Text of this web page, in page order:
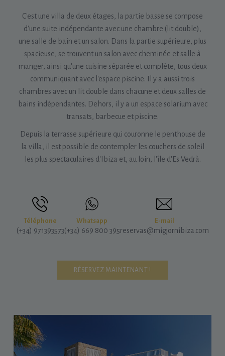
C'est une villa de deux étages, la partie basse se compose
d'une suite indépendante avec une chambre (lit double),
une salle de bain et un salon. Dans la partie supérieure, plus
spacieuse, se trouvent un salon avec cheminée et salle à
manger, ainsi qu'une cuisine séparée et complète, tous deux
communiquant avec l'espace piscine. Il y a aussi trois
chambres avec un lit double dans chacune et deux salles de
bains indépendantes. Dehors, il y a un espace solarium avec
transats, barbecue et piscine.
Depuis la terrasse supérieure qui couronne le penthouse de
la villa, il est possible de contempler les couchers de soleil
les plus spectaculaires d'Ibiza et, au loin, l'île d'Es Vedrà.
Téléphone
(+34) 971393573
Whatsapp
(+34) 669 800 395
E-mail
reservas@migjornibiza.com
RÉSERVEZ MAINTENANT !